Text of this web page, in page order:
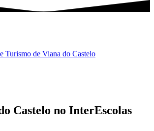
Turismo de Viana do Castelo
Castelo no InterEscolas